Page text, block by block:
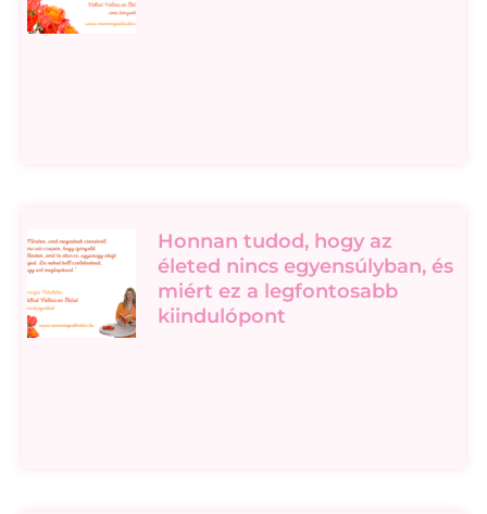
Honnan tudod, hogy az
életed nincs egyensúlyban, és
miért ez a legfontosabb
kiindulópont